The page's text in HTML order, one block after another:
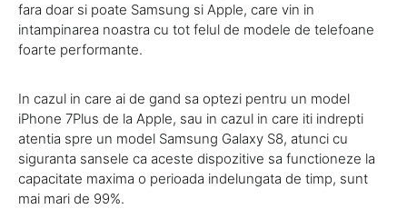
fara doar si poate Samsung si Apple, care vin in
intampinarea noastra cu tot felul de modele de telefoane
foarte performante.
In cazul in care ai de gand sa optezi pentru un model
iPhone 7Plus de la Apple, sau in cazul in care iti indrepti
atentia spre un model Samsung Galaxy S8, atunci cu
siguranta sansele ca aceste dispozitive sa functioneze la
capacitate maxima o perioada indelungata de timp, sunt
mai mari de 99%.